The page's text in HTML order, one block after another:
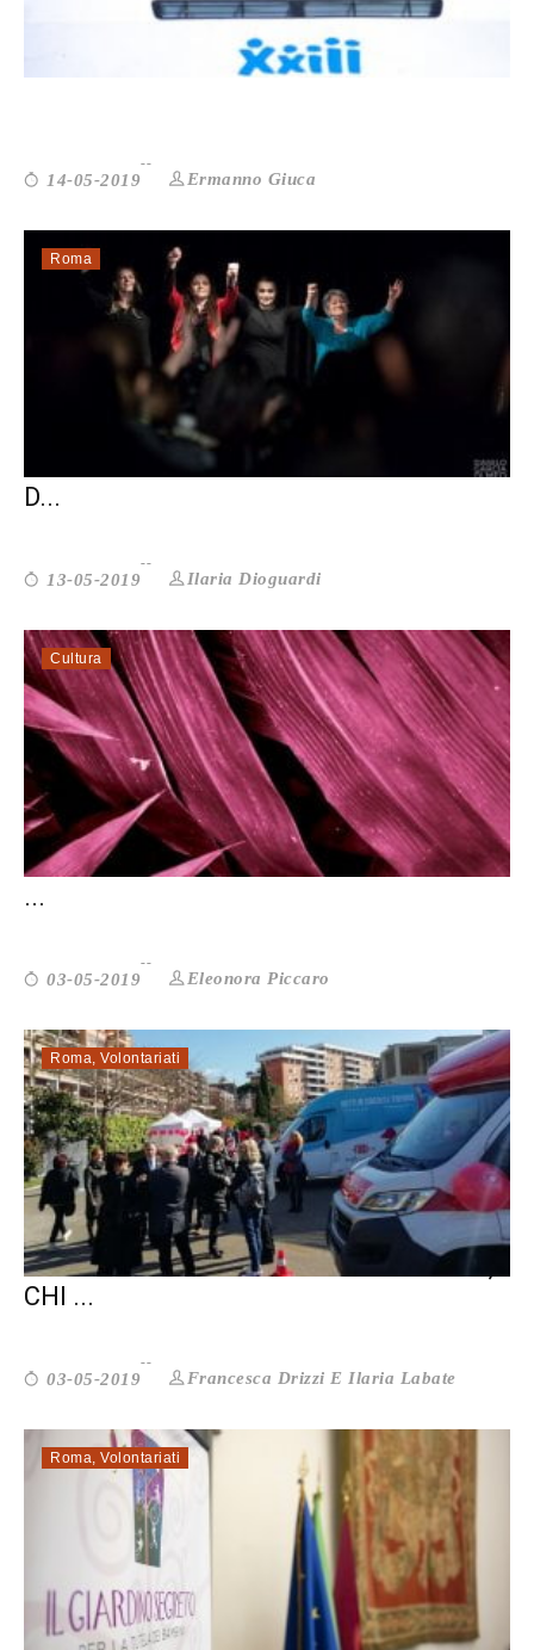
SOLO COSE BELLE: UN PO’ DI LEGG...
14-05-2019 Ermanno Giuca
Roma
RAMONA E GIULIETTA: SUPERARE I MURI
D...
13-05-2019 Ilaria Dioguardi
Cultura
LA BOTANICA DELLE BUGIE CI SPIEGA LA
...
03-05-2019 Eleonora Piccaro
Roma Volontariati
ANCHE NELLA RACCOLTA DEL SANGUE,
CHI ...
03-05-2019 Francesca Drizzi E Ilaria Labate
Roma Volontariati